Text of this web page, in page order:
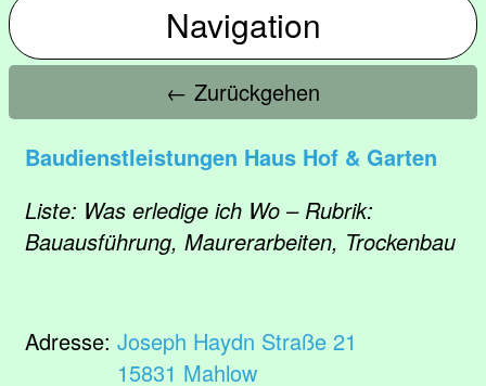
Navigation
← Zurückgehen
Baudienstleistungen Haus Hof & Garten
Liste: Was erledige ich Wo – Rubrik:
Bauausführung, Maurerarbeiten, Trockenbau
Adresse: Joseph Haydn Straße 21
15831 Mahlow